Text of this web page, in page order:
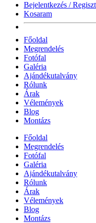
Bejelentkezés /
Kosaram
Főoldal
Megrendelés
Fotófal
Galéria
Ajándékutalvány
Rólunk
Árak
Vélemények
Blog
Montázs
Főoldal
Megrendelés
Fotófal
Galéria
Ajándékutalvány
Rólunk
Árak
Vélemények
Blog
Montázs